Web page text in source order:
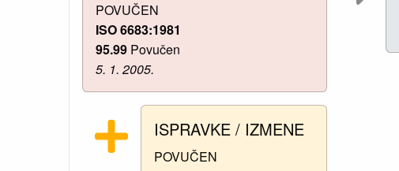
POVUČEN
ISO 6683:1981
95.99 Povučen
5. 1. 2005.
ISPRAVKE / IZMENE
POVUČEN